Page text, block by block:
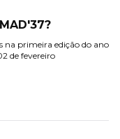
na primeira edição do ano
de fevereiro